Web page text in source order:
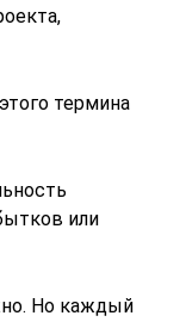
термина
или
Но каждый